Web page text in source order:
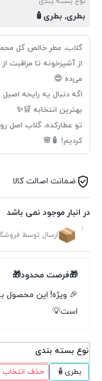
بطری, بطری🧴
گلاب، عطر خالص گل
از آشپزخونه تا مراقبت
می‌ده 😍
اگه دنبال یه رایحه
بهترین انتخابه 🛒✨
تو عطارکده، گلاب اصل
کردیم! 🧴🌸
ضمانت اصالت کالا
در انبار موجود نمی باشد
ارسال توسط
🎁فرصت محدود🎁
🎉 ویژه! این محصول
است💡
نوع بسته بندی
بطری🧴 حذف انتخاب